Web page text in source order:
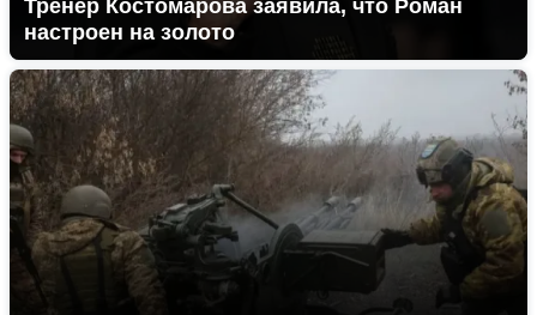
Тренер Костомарова заявила, что Роман
настроен на золото